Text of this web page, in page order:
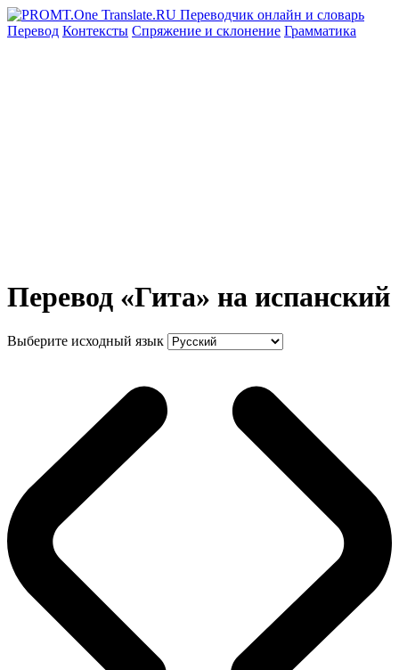
Перевод Контексты Спряжение и склонение Грамматика
Перевод «Гита» на испанский
Выберите исходный язык